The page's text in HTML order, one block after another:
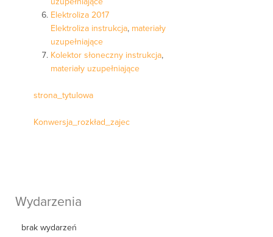
Elektroliza 2017
Elektroliza instrukcja, materiały
uzupełniające
Kolektor słoneczny instrukcja,
materiały uzupełniające
strona_tytulowa
Konwersja_rozkład_zajec
Wydarzenia
brak wydarzeń